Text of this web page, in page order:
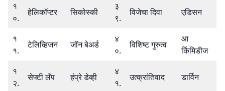
१
०.
हेलिकॉप्टर सिकोस्की
३
९.
विजेचा दिवा एडिसन
१
१.
टेलिव्हिजन जॉन बेअर्ड
४
०.
विशिष्ट गुरुत्व
आ
र्किमिडीज
१
२.
सेफ्टी लँप हंप्रे डेव्ही
४
१.
उत्क्रांतिवाद डार्विन